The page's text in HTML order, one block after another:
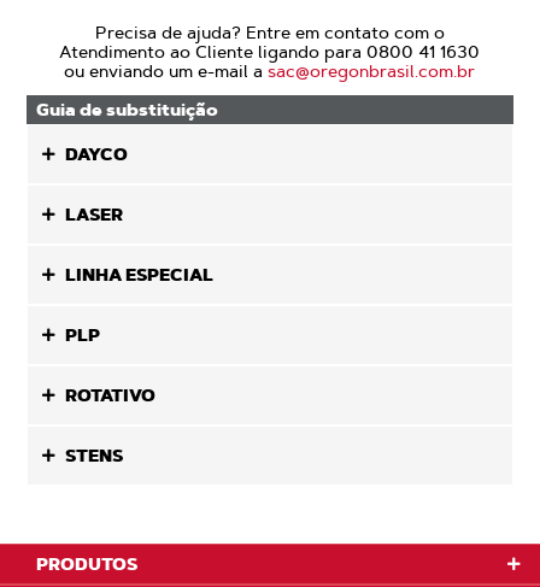
Precisa de ajuda? Entre em contato com o
Atendimento ao Cliente ligando para 0800 41 1630
ou enviando um e-mail asac@oregonbrasil.com.br
Guia de substituição
DAYCO
LASER
LINHA ESPECIAL
PLP
ROTATIVO
STENS
PRODUTOS